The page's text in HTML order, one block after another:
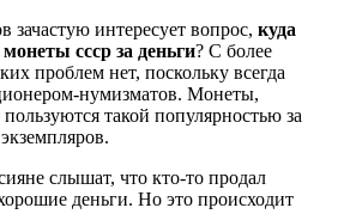
зачастую интересует вопрос, куда
ссср за деньги? С более
проблем нет, поскольку всегда
нумизматов. Монеты,
такой популярностью за
слышат, что кто-то продал
деньги. Но это происходит